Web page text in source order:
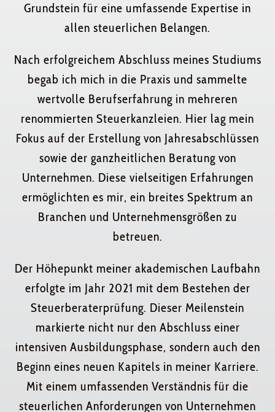
Grundstein für eine umfassende Expertise in
allen steuerlichen Belangen.
Nach erfolgreichem Abschluss meines Studiums
begab ich mich in die Praxis und sammelte
wertvolle Berufserfahrung in mehreren
renommierten Steuerkanzleien. Hier lag mein
Fokus auf der Erstellung von Jahresabschlüssen
sowie der ganzheitlichen Beratung von
Unternehmen. Diese vielseitigen Erfahrungen
ermöglichten es mir, ein breites Spektrum an
Branchen und Unternehmensgrößen zu
betreuen.
Der Höhepunkt meiner akademischen Laufbahn
erfolgte im Jahr 2021 mit dem Bestehen der
Steuerberaterprüfung. Dieser Meilenstein
markierte nicht nur den Abschluss einer
intensiven Ausbildungsphase, sondern auch den
Beginn eines neuen Kapitels in meiner Karriere.
Mit einem umfassenden Verständnis für die
steuerlichen Anforderungen von Unternehmen